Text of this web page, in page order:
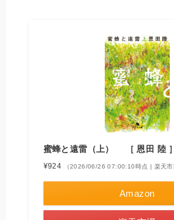
蜜蜂と遠雷（上） ［ 恩田 陸 ］
¥924 （2026/06/26 07:00:10時点 | 楽天市
Amazon